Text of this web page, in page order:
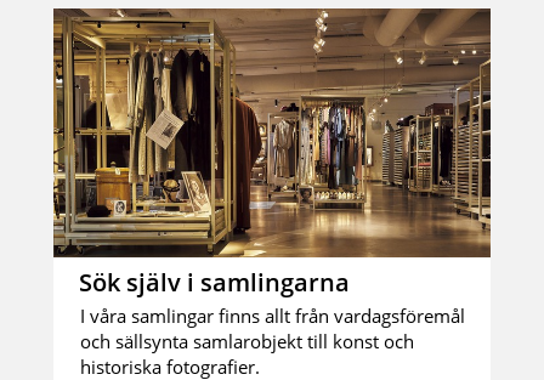
Sök själv i samlingarna
I våra samlingar finns allt från vardagsföremål
och sällsynta samlarobjekt till konst och
historiska fotografier.